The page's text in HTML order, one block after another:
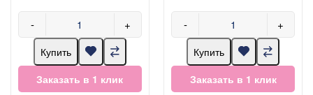
- +
Купить
Заказать в 1 клик
- +
Купить
Заказать в 1 клик